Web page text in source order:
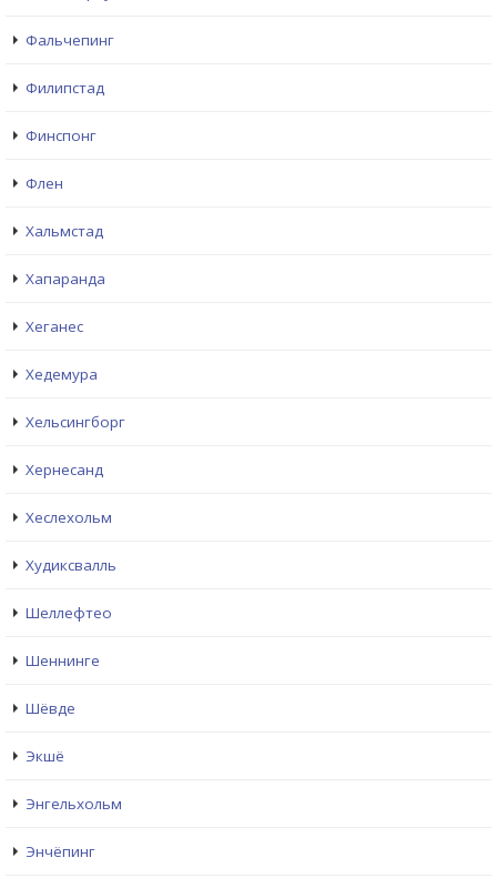
Фальчепинг
Филипстад
Финспонг
Флен
Хальмстад
Хапаранда
Хеганес
Хедемура
Хельсингборг
Хернесанд
Хеслехольм
Худиксвалль
Шеллефтео
Шеннинге
Шёвде
Экшё
Энгельхольм
Энчёпинг